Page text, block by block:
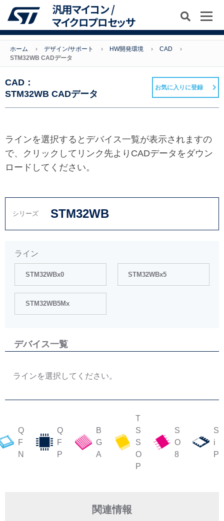
汎用マイコン /
マイクロプロセッサ
ホーム デザイン/サポート HW開発環境
CAD
STM32WB CADデータ
CAD：
STM32WB CADデータ
お気に入りに登録
ラインを選択するとデバイス一覧が表示されますの
で、クリックしてリンク先よりCADデータをダウン
ロードしてください。
シリーズ STM32WB
ライン
STM32WBx0 STM32WBx5
STM32WB5Mx
デバイス一覧
ラインを選択してください。
Q
F
N
Q
F
P
B
G
A
T
S
S
O
P
S
O
8
S
i
P
関連情報